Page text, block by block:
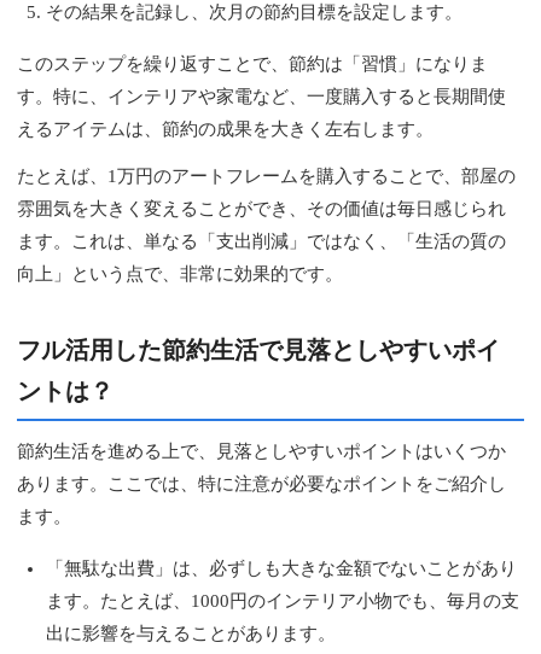
その結果を記録し、次月の節約目標を設定します。
このステップを繰り返すことで、節約は「習慣」になりま
す。特に、インテリアや家電など、一度購入すると長期間使
えるアイテムは、節約の成果を大きく左右します。
たとえば、1万円のアートフレームを購入することで、部屋の
雰囲気を大きく変えることができ、その価値は毎日感じられ
ます。これは、単なる「支出削減」ではなく、「生活の質の
向上」という点で、非常に効果的です。
フル活用した節約生活で見落としやすいポイ
ントは？
節約生活を進める上で、見落としやすいポイントはいくつか
あります。ここでは、特に注意が必要なポイントをご紹介し
ます。
「無駄な出費」は、必ずしも大きな金額でないことがあり
ます。たとえば、1000円のインテリア小物でも、毎月の支
出に影響を与えることがあります。